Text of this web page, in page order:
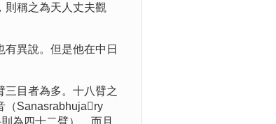
稱之為天人丈夫觀
異說。但是他在中日
目者為多。十八臂之
（Sanasrabhujary
為四十二臂），而且